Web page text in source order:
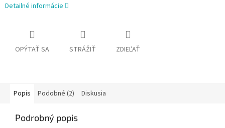
Detailné informácie
OPÝTAŤ SA STRÁŽIŤ ZDIEĽAŤ
Popis Podobné (2) Diskusia
Podrobný popis